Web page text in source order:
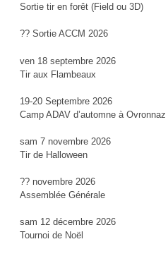
Sortie tir en forêt (Field ou 3D)
?? Sortie ACCM 2026
ven 18 septembre 2026
Tir aux Flambeaux
19-20 Septembre 2026
Camp ADAV d’automne à Ovronnaz
sam 7 novembre 2026
Tir de Halloween
?? novembre 2026
Assemblée Générale
sam 12 décembre 2026
Tournoi de Noël